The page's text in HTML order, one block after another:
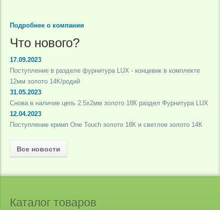
Подробнее о компании
Что нового?
17.09.2023
Поступление в разделе фурнитура LUX - концевик в комплекте
12мм золото 14К/родий
31.05.2023
Снова в наличие цепь 2.5х2мм золото 18К раздел Фурнитура LUX
12.04.2023
Поступление кримп One Touch золото 18К и светлое золото 14К
Все новости
Каталог товаров